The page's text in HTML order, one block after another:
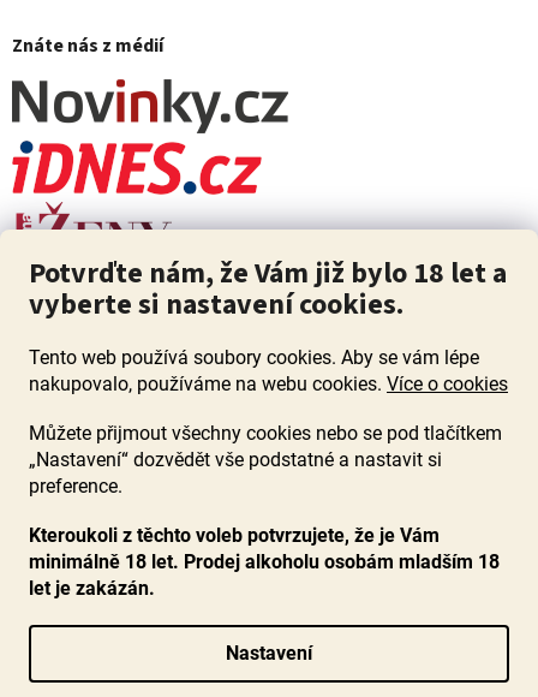
Potvrďte nám, že Vám již bylo 18 let a
vyberte si nastavení cookies.
Tento web používá soubory cookies. Aby se vám lépe
nakupovalo, používáme na webu cookies. Více o cookies
Můžete přijmout všechny cookies nebo se pod tlačítkem
„Nastavení“ dozvědět vše podstatné a nastavit si
preference.
Kteroukoli z těchto voleb potvrzujete, že je Vám
minimálně 18 let. Prodej alkoholu osobám mladším 18
let je zakázán.
Nastavení
Znáte nás z médií
ZÁKAZ PRODEJE ALKOHOLU OSOBÁM MLADŠÍM 18 LET. Pijte s
mírou i když pijete s Mírou.